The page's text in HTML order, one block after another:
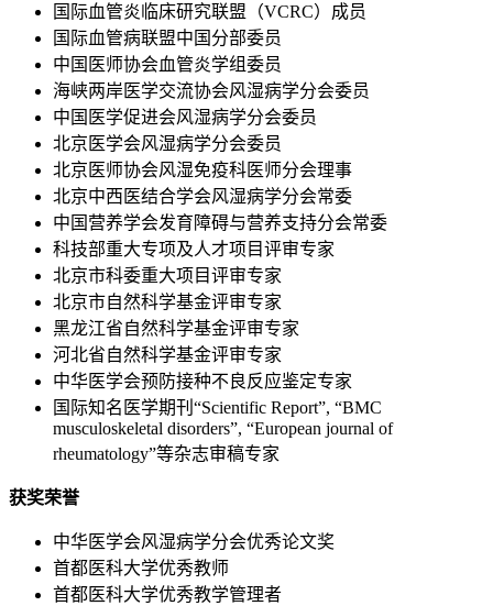
国际血管炎临床研究联盟（VCRC）成员
国际血管病联盟中国分部委员
中国医师协会血管炎学组委员
海峡两岸医学交流协会风湿病学分会委员
中国医学促进会风湿病学分会委员
北京医学会风湿病学分会委员
北京医师协会风湿免疫科医师分会理事
北京中西医结合学会风湿病学分会常委
中国营养学会发育障碍与营养支持分会常委
科技部重大专项及人才项目评审专家
北京市科委重大项目评审专家
北京市自然科学基金评审专家
黑龙江省自然科学基金评审专家
河北省自然科学基金评审专家
中华医学会预防接种不良反应鉴定专家
国际知名医学期刊“Scientific Report”, “BMC
musculoskeletal disorders”, “European journal of
rheumatology”等杂志审稿专家
获奖荣誉
中华医学会风湿病学分会优秀论文奖
首都医科大学优秀教师
首都医科大学优秀教学管理者